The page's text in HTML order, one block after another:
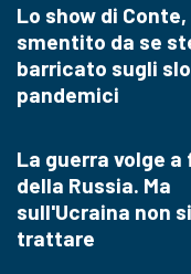
Lo show di Conte,
smentito da se
barricato sugli
pandemici
La guerra volge a
della Russia. Ma
sull'Ucraina non
trattare